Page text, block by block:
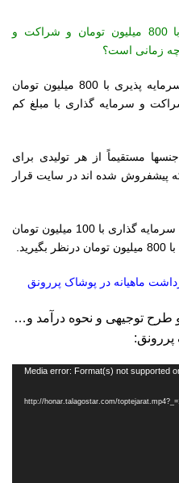
اعتبار این فرصت سرمایه گذاری با 800 میلیون تومان و شراکت و
چه زمانی است؟
فعلاً بمدت محدود، پذیره نویسی و سرمایه پذیری با 800 میلیون تومان
و سرمایه گذاری با مبلغ کم
مستقیماً از هر تولیدی برای
پیشفروش شده اند در سایت قرار
در فایل قرارداد سرمایه گذاری، مبلغ سرمایه گذاری با 100 میلیون تومان
ماهیانه در پوشاک پررونق
طرح توجیهی و نحوه درآمد و…
Media error: Format(s) not supported